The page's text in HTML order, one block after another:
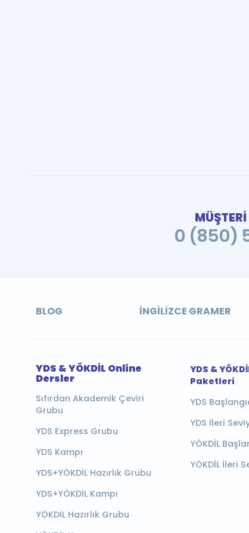
0 (850)
BLOG İNGILIZCE GRAMER
YDS & YÖKDİL Online
Dersler
Sıfırdan Akademik Çeviri
Grubu
YDS Express Grubu
YDS Kampı
YDS+YÖKDİL Hazırlık Grubu
YDS+YÖKDİL Kampı
YÖKDİL Hazırlık Grubu
YDS &
Paketleri
YDS
YDS İleri
YÖKDİL
YÖKDİL İleri